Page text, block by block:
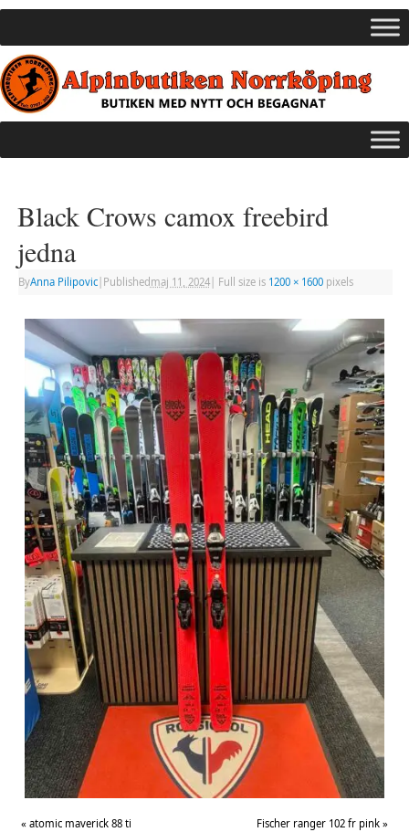
Black Crows camox freebird
jedna
ByAnna Pilipovic| Published maj 11, 2024| Full size is 1200 × 1600pixels
« atomic maverick 88 ti Fischer ranger 102 fr pink »